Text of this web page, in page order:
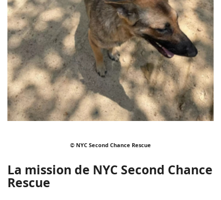
© NYC Second Chance Rescue
La mission de NYC Second Chance
Rescue